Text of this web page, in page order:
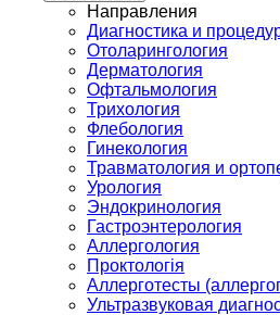
Направления
Диагностика и
Отоларингология
Дерматология
Офтальмология
Трихология
Флебология
Гинекология
Травматология и
Урология
Эндокринология
Гастроэнтерология
Аллергология
Проктологія
Аллерготесты
Ультразвуковая